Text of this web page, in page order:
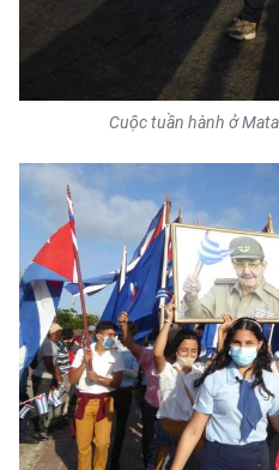
Cuộc tuần hành ở